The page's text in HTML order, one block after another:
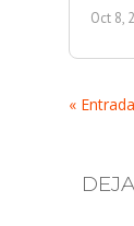
Oct 8,
«